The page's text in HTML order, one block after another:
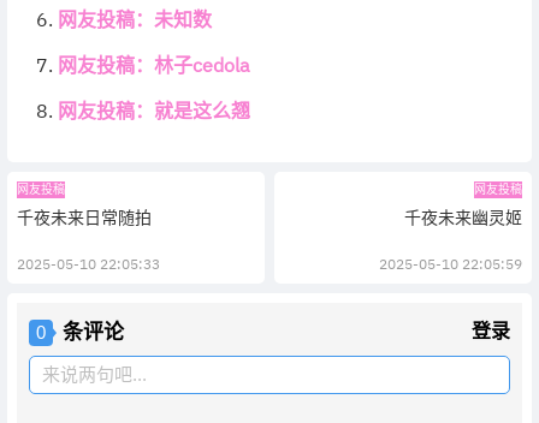
网友投稿：未知数
网友投稿：林子cedola
网友投稿：就是这么翘
网友投稿
千夜未来日常随拍
2025-05-10 22:05:33
网友投稿
千夜未来幽灵姬
2025-05-10 22:05:59
0 条评论 登录
来说两句吧...